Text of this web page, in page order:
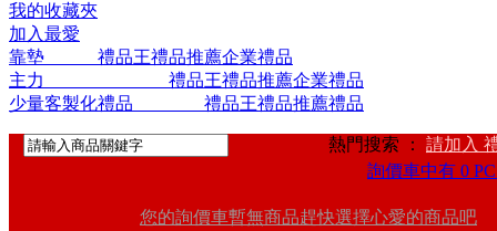
我的收藏夾
加入最愛
靠墊 禮品王禮品推薦企業禮品
主力 禮品王禮品推薦企業禮品
少量客製化禮品 禮品王禮品推薦禮品
熱門搜索 ： 請加入
詢價車中有 0
您的詢價車暫無商品趕快選擇心愛的商品吧